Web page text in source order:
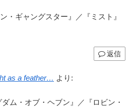
・ギャングスター』／『ミスト』
返信
as a feather… より:
ム・オブ・ヘブン』／『ロビン・